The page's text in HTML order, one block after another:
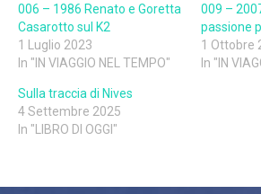
006 – 1986 Renato e Goretta
Casarotto sul K2
1 Luglio 2023
In "IN VIAGGIO NEL TEMPO"
009 –
passione
1 Ottobre
In "IN
Sulla traccia di Nives
4 Settembre 2025
In "LIBRO DI OGGI"